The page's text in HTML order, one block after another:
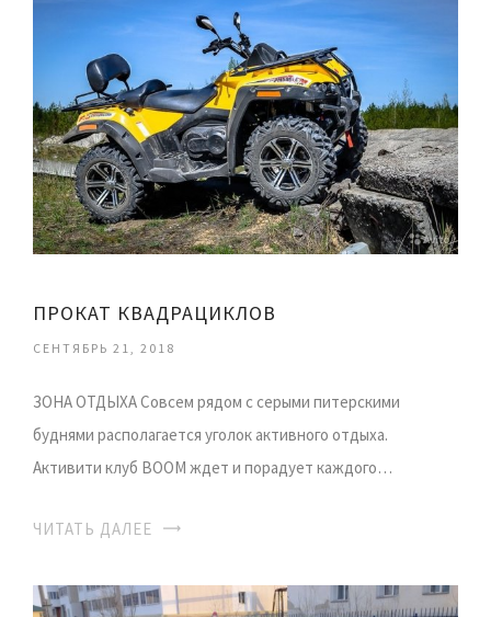
ПРОКАТ КВАДРАЦИКЛОВ
СЕНТЯБРЬ 21, 2018
ЗОНА ОТДЫХА Совсем рядом с серыми питерскими
буднями располагается уголок активного отдыха.
Активити клуб BOOM ждет и порадует каждого…
ЧИТАТЬ ДАЛЕЕ